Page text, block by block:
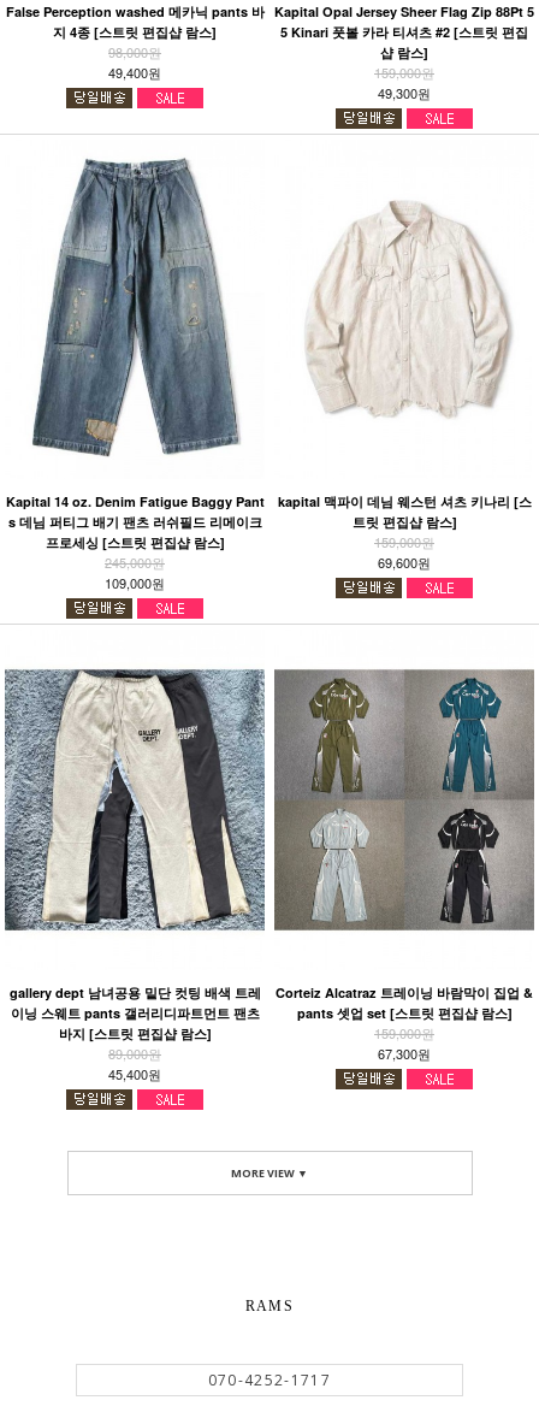
False Perception washed 메카닉 pants 바
지 4종 [스트릿 편집샵 람스]
98,000원
49,400원
Kapital Opal Jersey Sheer Flag Zip 88Pt 5
5 Kinari 풋볼 카라 티셔츠 #2 [스트릿 편집
샵 람스]
159,000원
49,300원
Kapital 14 oz. Denim Fatigue Baggy Pant
s 데님 퍼티그 배기 팬츠 러쉬필드 리메이크
프로세싱 [스트릿 편집샵 람스]
245,000원
109,000원
kapital 맥파이 데님 웨스턴 셔츠 키나리 [스
트릿 편집샵 람스]
159,000원
69,600원
gallery dept 남녀공용 밑단 컷팅 배색 트레
이닝 스웨트 pants 갤러리디파트먼트 팬츠
바지 [스트릿 편집샵 람스]
89,000원
45,400원
Corteiz Alcatraz 트레이닝 바람막이 집업 &
pants 셋업 set [스트릿 편집샵 람스]
159,000원
67,300원
MORE VIEW ▼
RAMS
070-4252-1717